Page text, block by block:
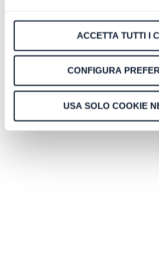
consenso cliccando su “Usa solo
saranno attivati i soli cookie
funzionamento del sito.
ACCETTA TUTTI I
CONFIGURA
USA SOLO COOKIE
spesso di inflazione. Una
porta con sè conseguenze